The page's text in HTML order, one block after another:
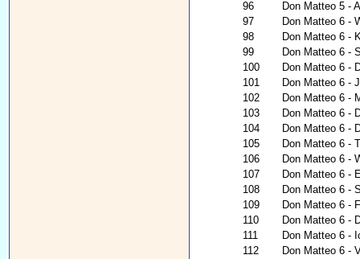
96
Don Matteo 5 -
97
Don Matteo 6 -
98
Don Matteo 6 -
99
Don Matteo 6 -
100
Don Matteo 6 -
101
Don Matteo 6 -
102
Don Matteo 6 -
103
Don Matteo 6 -
104
Don Matteo 6 -
105
Don Matteo 6 -
106
Don Matteo 6 -
107
Don Matteo 6 -
108
Don Matteo 6 -
109
Don Matteo 6 -
110
Don Matteo 6 -
111
Don Matteo 6 -
112
Don Matteo 6 -